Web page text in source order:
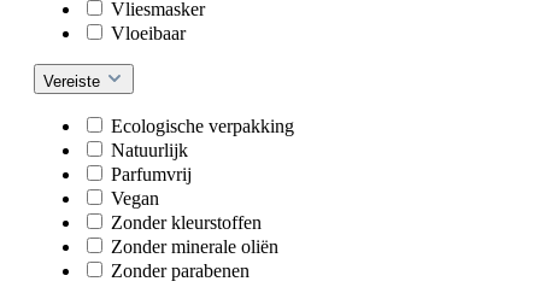
Vliesmasker
Vloeibaar
Vereiste
Ecologische verpakking
Natuurlijk
Parfumvrij
Vegan
Zonder kleurstoffen
Zonder minerale oliën
Zonder parabenen